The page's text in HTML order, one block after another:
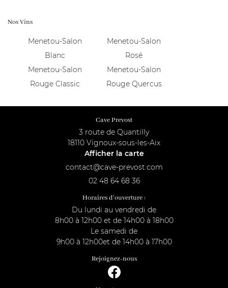
NOS VINS
GALERIE
ACTUALITÉS
CONTACT
Nos Vins
Menetou-Salon
Blanc
Menetou-Salon
Rosé
Menetou-Salon
Rouge Classic
Menetou-Salon
Rouge Quercus
Cave Prevost
3 route de Quantilly
18110 Vignoux-sous-les-Aix
Afficher la carte
02 48 64 68 36
Horaires d'ouverture :
Du lundi au vendredi de
8h00 à 12h00 et de 14h00 à 18h00
Le samedi de
9h00 à 12h00et de 14h00 à 17h00
Rejoignez-nous